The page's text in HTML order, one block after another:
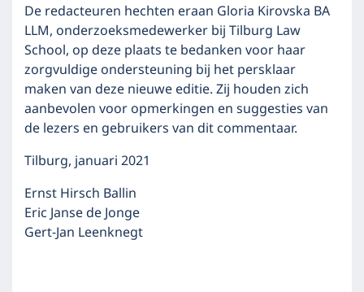
De redacteuren hechten eraan Gloria Kirovska BA
LLM, onderzoeksmedewerker bij Tilburg Law
School, op deze plaats te bedanken voor haar
zorgvuldige ondersteuning bij het persklaar
maken van deze nieuwe editie. Zij houden zich
aanbevolen voor opmerkingen en suggesties van
de lezers en gebruikers van dit commentaar.
Tilburg, januari 2021
Ernst Hirsch Ballin
Eric Janse de Jonge
Gert-Jan Leenknegt